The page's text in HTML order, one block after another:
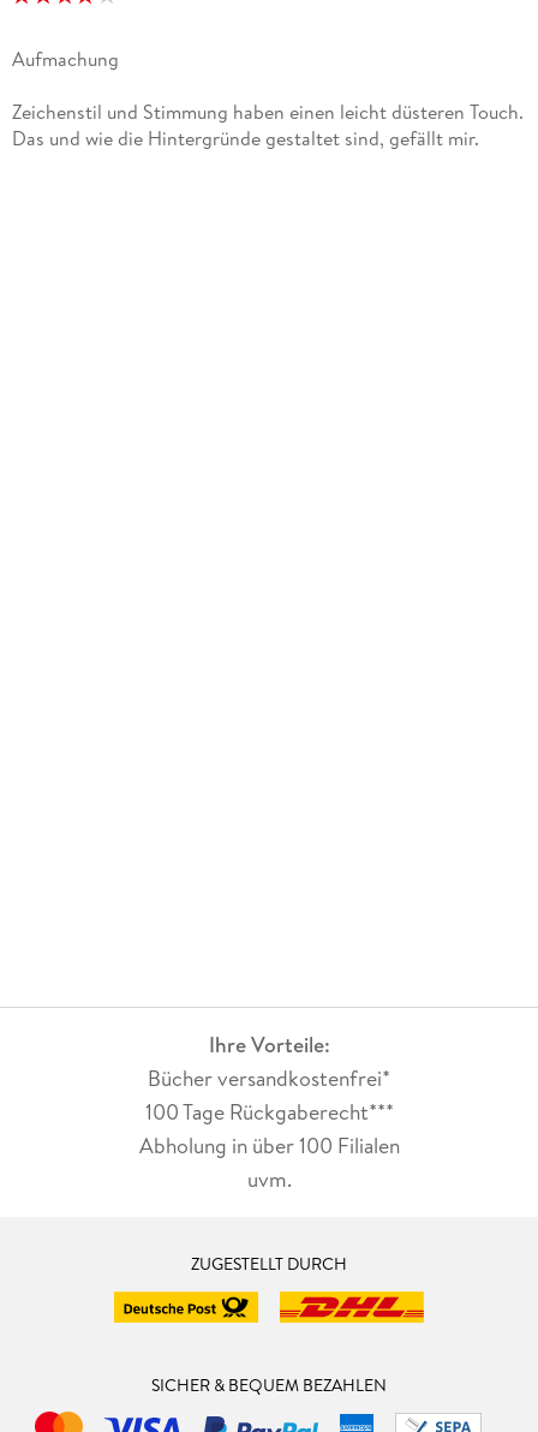
Aufmachung
Zeichenstil und Stimmung haben einen leicht düsteren Touch.
Das und wie die Hintergründe gestaltet sind, gefällt mir.
Ihre Vorteile:
Bücher versandkostenfrei*
100 Tage Rückgaberecht***
Abholung in über 100 Filialen
uvm.
ZUGESTELLT DURCH
SICHER & BEQUEM BEZAHLEN